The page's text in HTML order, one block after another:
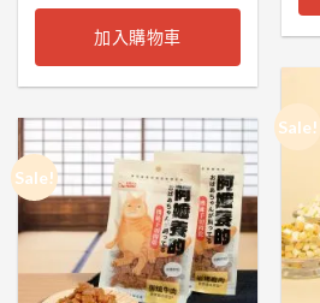
加入購物車
Sale!
Sale!